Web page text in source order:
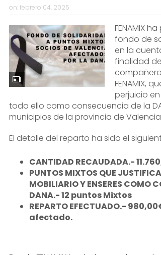
on: febrero 04, 2025
FENAMIX
fondo de
en la
finalidad
FENAMIX,
perjuicio
todo ello como consecuencia de la
municipios de la provincia de
El detalle del reparto ha sido el
CANTIDAD RECAUDADA.-
PUNTOS MIXTOS QUE
MOBILIARIO Y ENSERES COMO
DANA.- 12 puntos Mixtos
REPARTO EFECTUADO.-
afectado.